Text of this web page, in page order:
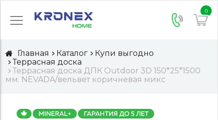
0
Главная Каталог
Купи выгодно
Террасная доска
Террасная доска ДПК Outdoor 3D 150*25*1500
мм. NEVADA/вельвет коричневая микс